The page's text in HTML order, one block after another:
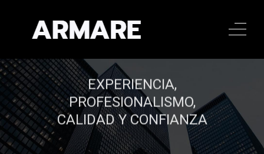
EXPERIENCIA,
PROFESIONALISMO,
CALIDAD Y CONFIANZA
Establecemos relaciones sólidas con nuestros
clientes basadas en nuestro conocimiento,